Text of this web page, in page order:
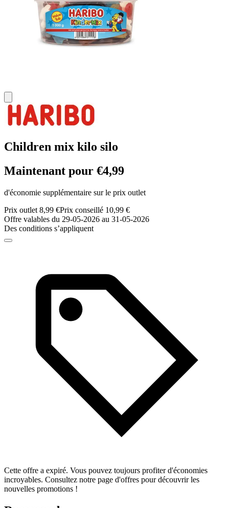
Children mix kilo silo
Maintenant pour €4,99
d'économie supplémentaire sur le prix outlet
Prix outlet 8,99 €Prix conseillé 10,99 €
Offre valables du 29-05-2026 au 31-05-2026
Des conditions s’appliquent
Cette offre a expiré. Vous pouvez toujours profiter d'économies
incroyables. Consultez notre page d'offres pour découvrir les
nouvelles promotions !